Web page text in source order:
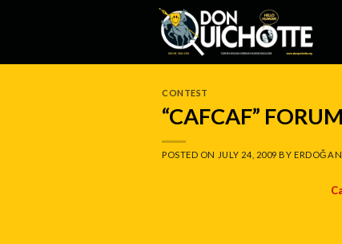
CONTEST
“CAFCAF”
POSTED ON JULY 24, 2009 BYERDOĞAN